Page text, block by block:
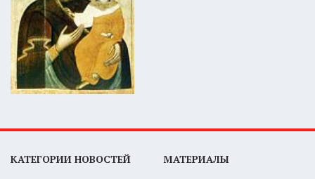
КАТЕГОРИИ НОВОСТЕЙ МАТЕРИАЛЫ